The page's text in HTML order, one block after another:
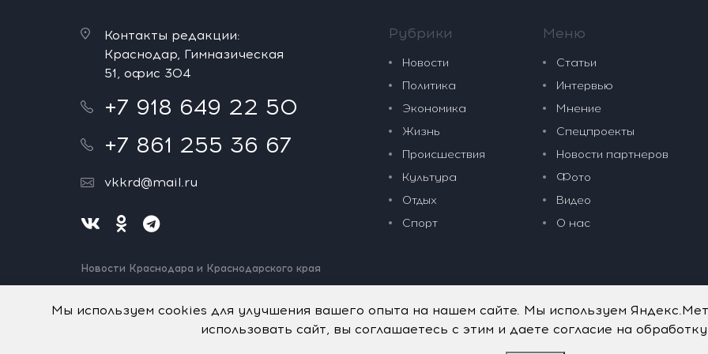
Контакты редакции:
Краснодар, Гимназическая
51, офис 304
+7 918 649 22 50
+7 861 255 36 67
vkkrd@mail.ru
Новости Краснодара и Краснодарского края
Нашли ошибку? Выделите и нажмите Ctrl+Enter.
Рубрики
Новости
Политика
Экономика
Жизнь
Происшествия
Культура
Отдых
Спорт
Меню
Статьи
Интервью
Мнение
Спецпроекты
Новости партнеров
Фото
Видео
О нас
Мы используем cookies для улучшения вашего опыта на нашем сайте. Мы используем
использовать сайт, вы соглашаетесь с этим и даете согласие на